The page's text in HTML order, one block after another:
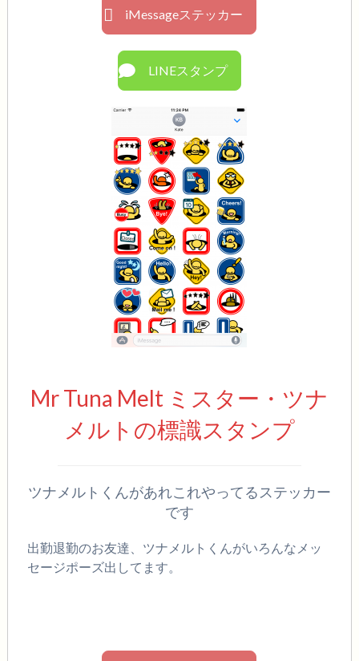
iMessageステッカー
LINEスタンプ
Mr Tuna Melt ミスター・ツナ
メルトの標識スタンプ
ツナメルトくんがあれこれやってるステッカー
です
出勤退勤のお友達、ツナメルトくんがいろんなメッ
セージポーズ出してます。